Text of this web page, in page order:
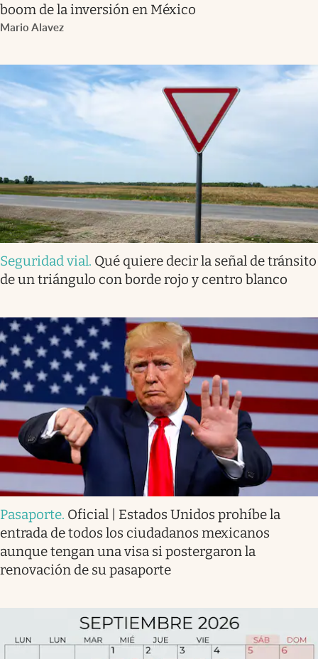
boom de la inversión en México
Mario Alavez
Seguridad vial. Qué quiere decir la señal de tránsito
de un triángulo con borde rojo y centro blanco
Pasaporte. Oficial | Estados Unidos prohíbe la
entrada de todos los ciudadanos mexicanos
aunque tengan una visa si postergaron la
renovación de su pasaporte